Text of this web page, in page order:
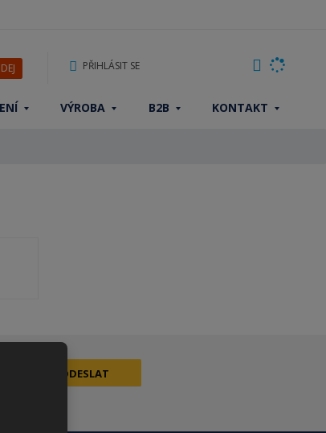
PŘIHLÁSIT SE
VÝROBA B2B KONTAKT
ODESLAT